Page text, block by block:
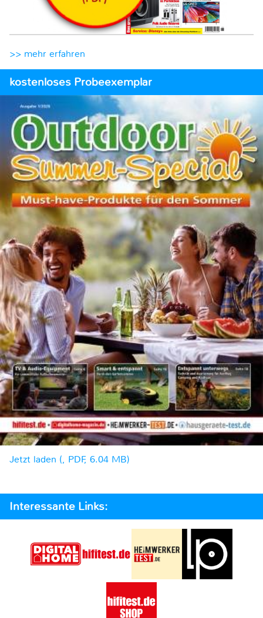
>> mehr erfahren
kostenloses Probeexemplar
Jetzt laden (, PDF, 6.04 MB)
Interessante Links: